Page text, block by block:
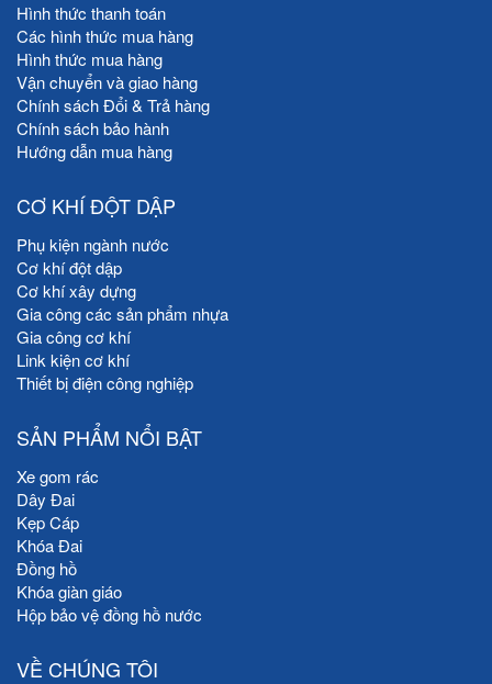
Hình thức thanh toán
Các hình thức mua hàng
Hình thức mua hàng
Vận chuyển và giao hàng
Chính sách Đổi & Trả hàng
Chính sách bảo hành
Hướng dẫn mua hàng
CƠ KHÍ ĐỘT DẬP
Phụ kiện ngành nước
Cơ khí đột dập
Cơ khí xây dựng
Gia công các sản phẩm nhựa
Gia công cơ khí
Link kiện cơ khí
Thiết bị điện công nghiệp
SẢN PHẨM NỔI BẬT
Xe gom rác
Dây Đai
Kẹp Cáp
Khóa Đai
Đồng hồ
Khóa giàn giáo
Hộp bảo vệ đồng hồ nước
VỀ CHÚNG TÔI